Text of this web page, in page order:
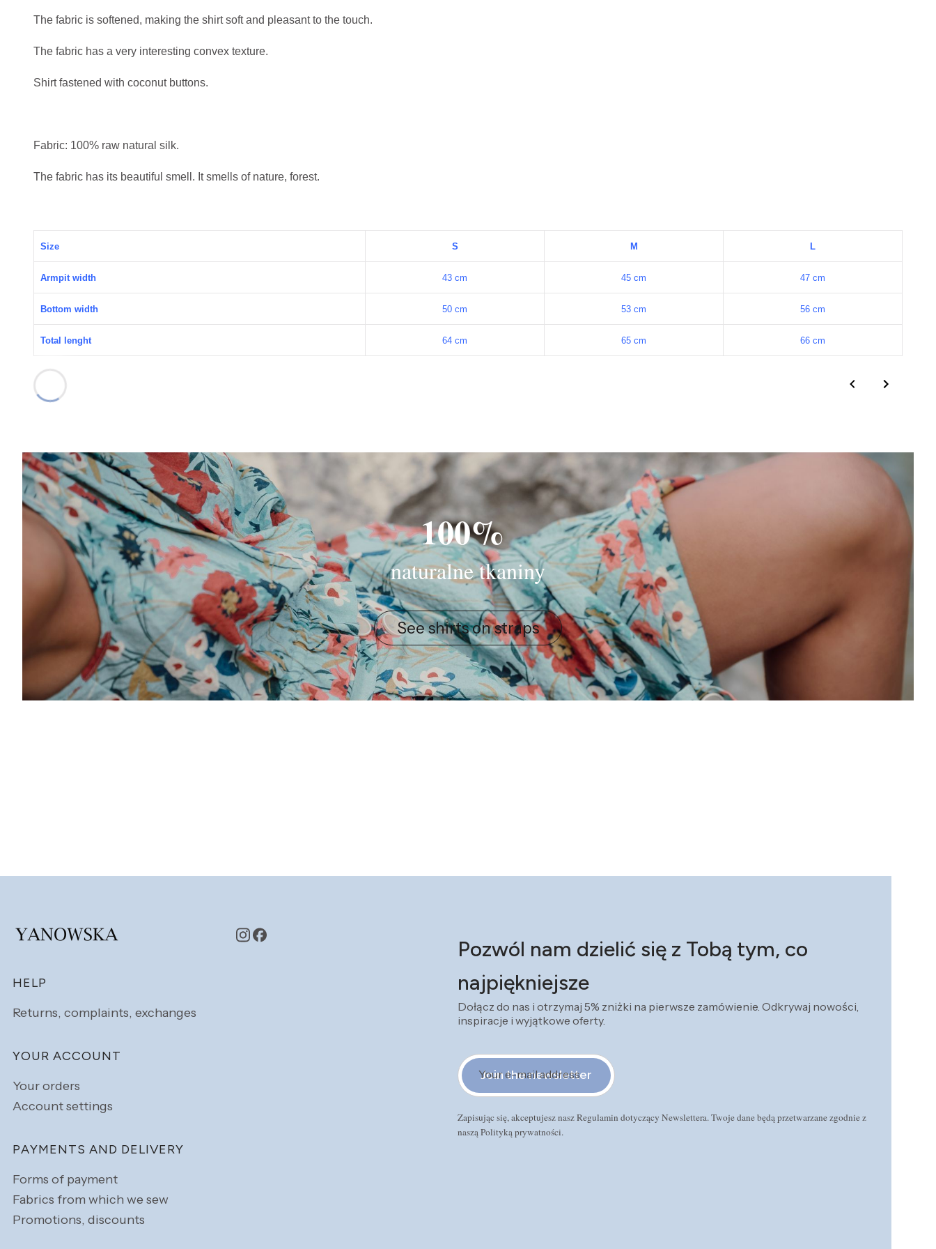
The fabric is softened, making the shirt soft and pleasant to the touch.
The fabric has a very interesting convex texture.
Shirt fastened with coconut buttons.
Fabric: 100% raw natural silk.
The fabric has its beautiful smell. It smells of nature, forest.
Size S M L
Armpit width 43 cm 45 cm 47 cm
Bottom width 50 cm 53 cm 56 cm
Total lenght 64 cm 65 cm 66 cm
100%
naturalne tkaniny
See shirts on straps
Footer menu
HELP
Returns, complaints, exchanges
YOUR ACCOUNT
Your orders
Account settings
PAYMENTS AND DELIVERY
Forms of payment
Fabrics from which we sew
Promotions, discounts
Pozwól nam dzielić się z Tobą tym, co
najpiękniejsze
Dołącz do nas i otrzymaj 5% zniżki na pierwsze zamówienie. Odkrywaj nowości,
inspiracje i wyjątkowe oferty.
Your e-mail address
Join the newsletter
Zapisując się, akceptujesz nasz Regulamin dotyczący Newslettera. Twoje dane będą przetwarzane zgodnie z
naszą Polityką prywatności.